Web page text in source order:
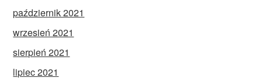
październik 2021
wrzesień 2021
sierpień 2021
lipiec 2021